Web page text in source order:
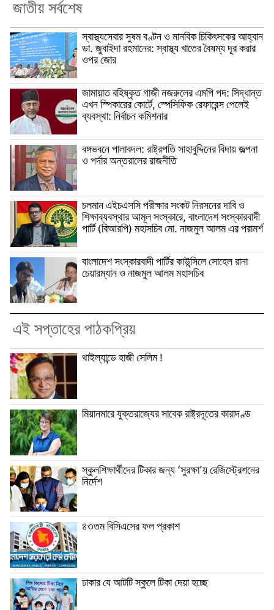
জাতীয় সর্বশেষ
স্বাস্থ্যসেবার সুষম বণ্টন ও মানবিক চিকিৎসকের আহ্বান
ডা. জুবাইদা রহমানের: স্বাস্থ্য খাতের বৈষম্য দূর করার
ওপর জোর
জামায়াত বহিষ্কৃত গাজী নজরুলের এমপি পদ: সিদ্ধান্ত
এখন স্পিকারের কোর্টে, স্পেসিফিক রেফারেন্স পেলেই
ব্যবস্থা: নির্বাচন কমিশনার
বঙ্গভবনে পালাবদল: রাষ্ট্রপতি সাহাবুদ্দিনের বিদায় জল্পনা
ও পর্দার অন্তরালের রাজনীতি
চলমান এইচএসসি পরীক্ষার সংকট নিরসনের দাবি ও
শিক্ষাব্যবস্থার আমূল সংস্কারে, বাংলাদেশ সংস্কারবাদী
পার্টি (বিআরপি) মহাসচিব মো. নাজমুল আলম এর পরামর্শ
বাংলাদেশ সংস্কারবাদী পার্টির কাউন্সিলে সোহেল রানা
চেয়ারম্যান ও নাজমুল আলম মহাসচিব
এই সপ্তাহের পাঠকপ্রিয়
থাইল্যান্ডে হাজী সেলিম !
মিয়ানমারে যুক্তরাজ্যের সাবেক রাষ্ট্রদূতের কারাদণ্ড
স্কুলশিক্ষার্থীদের টিকার জন্য ‘সুরক্ষা’য় রেজিস্ট্রেশনের
নির্দেশ
৪৩তম বিসিএসের ফল প্রকাশ
ঢাকার যে আটটি স্কুলে টিকা দেয়া হচ্ছে